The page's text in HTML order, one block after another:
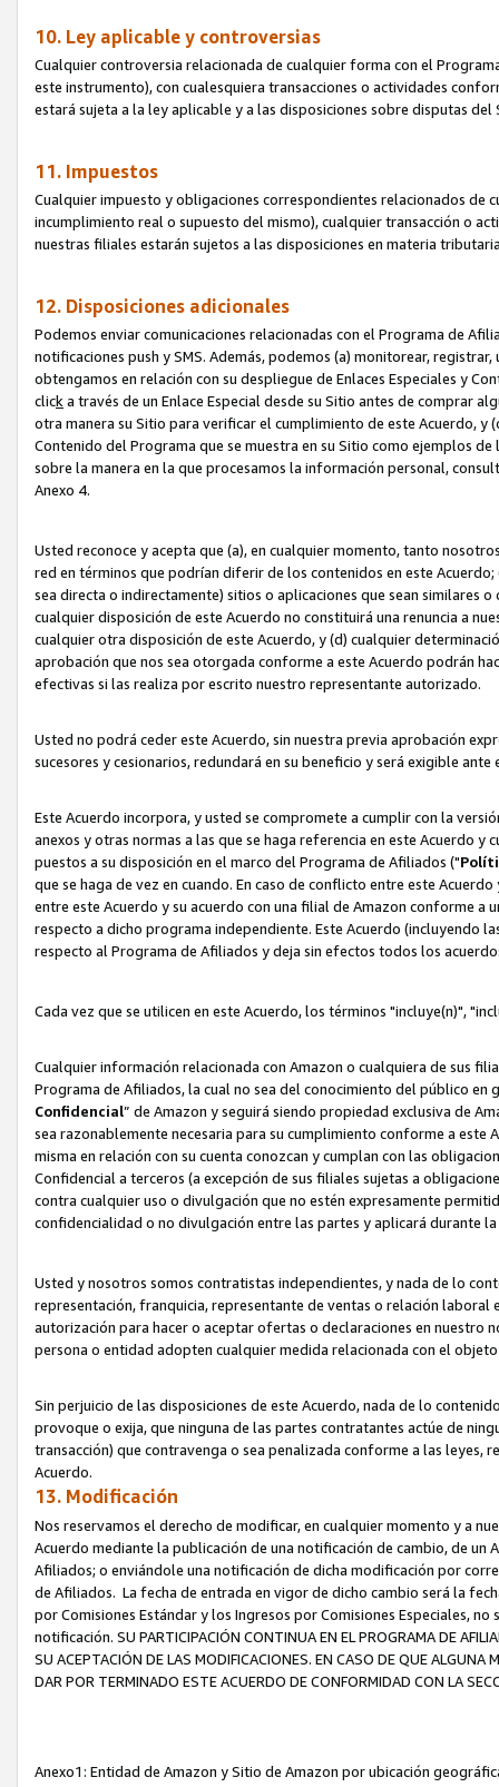
10. Ley aplicable y controversias
Cualquier controversia relacionada de cualquier forma con el
este instrumento), con cualesquiera transacciones o actividades
estará sujeta a la ley aplicable y a las disposiciones sobre disputas
11. Impuestos
Cualquier impuesto y obligaciones correspondientes relacionados de
incumplimiento real o supuesto del mismo), cualquier transacción o
nuestras filiales estarán sujetos a las disposiciones en materia
12. Disposiciones adicionales
Podemos enviar comunicaciones relacionadas con el Programa de
notificaciones push y SMS. Además, podemos (a) monitorear,
obtengamos en relación con su despliegue de Enlaces Especiales y
clicka través de un Enlace Especial desde su Sitio antes de comprar
otra manera su Sitio para verificar el cumplimiento de este Acuerdo,
Contenido del Programa que se muestra en su Sitio como ejemplos
sobre la manera en la que procesamos la información personal,
Anexo 4.
Usted reconoce y acepta que (a), en cualquier momento, tanto
red en términos que podrían diferir de los contenidos en este
sea directa o indirectamente) sitios o aplicaciones que sean similares
cualquier disposición de este Acuerdo no constituirá una renuncia a
cualquier otra disposición de este Acuerdo, y (d) cualquier
aprobación que nos sea otorgada conforme a este Acuerdo podrán
efectivas si las realiza por escrito nuestro representante autorizado.
Usted no podrá ceder este Acuerdo, sin nuestra previa aprobación
sucesores y cesionarios, redundará en su beneficio y será exigible
Este Acuerdo incorpora, y usted se compromete a cumplir con la
anexos y otras normas a las que se haga referencia en este Acuerdo
puestos a su disposición en el marco del Programa de Afiliados ("
que se haga de vez en cuando. En caso de conflicto entre este
entre este Acuerdo y su acuerdo con una filial de Amazon conforme
respecto a dicho programa independiente. Este Acuerdo (incluyendo
respecto al Programa de Afiliados y deja sin efectos todos los
Cada vez que se utilicen en este Acuerdo, los términos "incluye(n)",
Cualquier información relacionada con Amazon o cualquiera de sus
Programa de Afiliados, la cual no sea del conocimiento del público
Confidencial” de Amazon y seguirá siendo propiedad exclusiva de
sea razonablemente necesaria para su cumplimiento conforme a
misma en relación con su cuenta conozcan y cumplan con las
Confidencial a terceros (a excepción de sus filiales sujetas a
contra cualquier uso o divulgación que no estén expresamente
confidencialidad o no divulgación entre las partes y aplicará durante
Usted y nosotros somos contratistas independientes, y nada de lo
representación, franquicia, representante de ventas o relación
autorización para hacer o aceptar ofertas o declaraciones en nuestro
persona o entidad adopten cualquier medida relacionada con el
Sin perjuicio de las disposiciones de este Acuerdo, nada de lo
provoque o exija, que ninguna de las partes contratantes actúe de
transacción) que contravenga o sea penalizada conforme a las leyes,
Acuerdo.
13. Modificación
Nos reservamos el derecho de modificar, en cualquier momento y a
Acuerdo mediante la publicación de una notificación de cambio, de
Afiliados; o enviándole una notificación de dicha modificación por
de Afiliados. La fecha de entrada en vigor de dicho cambio será la
por Comisiones Estándar y los Ingresos por Comisiones Especiales,
notificación. SU PARTICIPACIÓN CONTINUA EN EL PROGRAMA DE
SU ACEPTACIÓN DE LAS MODIFICACIONES. EN CASO DE QUE ALGUNA
DAR POR TERMINADO ESTE ACUERDO DE CONFORMIDAD CON LA
Anexo1: Entidad de Amazon y Sitio de Amazon por ubicación